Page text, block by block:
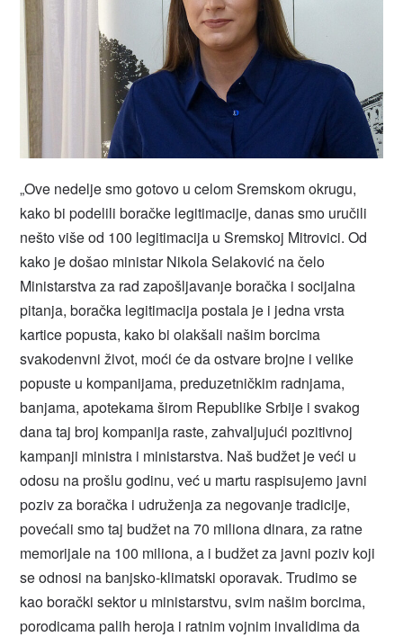
„Ove nedelje smo gotovo u celom Sremskom okrugu,
kako bi podelili boračke legitimacije, danas smo uručili
nešto više od 100 legitimacija u Sremskoj Mitrovici. Od
kako je došao ministar Nikola Selaković na čelo
Ministarstva za rad zapošljavanje boračka i socijalna
pitanja, boračka legitimacija postala je i jedna vrsta
kartice popusta, kako bi olakšali našim borcima
svakodenvni život, moći će da ostvare brojne i velike
popuste u kompanijama, preduzetničkim radnjama,
banjama, apotekama širom Republike Srbije i svakog
dana taj broj kompanija raste, zahvaljujući pozitivnoj
kampanji ministra i ministarstva. Naš budžet je veći u
odosu na prošlu godinu, već u martu raspisujemo javni
poziv za boračka i udruženja za negovanje tradicije,
povećali smo taj budžet na 70 miliona dinara, za ratne
memorijale na 100 miliona, a i budžet za javni poziv koji
se odnosi na banjsko-klimatski oporavak. Trudimo se
kao borački sektor u ministarstvu, svim našim borcima,
porodicama palih heroja i ratnim vojnim invalidima da